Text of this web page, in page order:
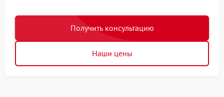
Получить консультацию
Наши цены